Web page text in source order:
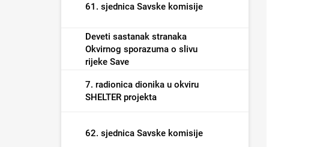
61. sjednica Savske komisije
Deveti sastanak stranaka
Okvirnog sporazuma o slivu
rijeke Save
7. radionica dionika u okviru
SHELTER projekta
62. sjednica Savske komisije